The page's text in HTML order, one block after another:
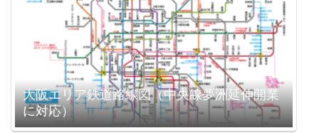
大阪エリア鉄道路線図（中央線夢洲延伸開業
に対応）